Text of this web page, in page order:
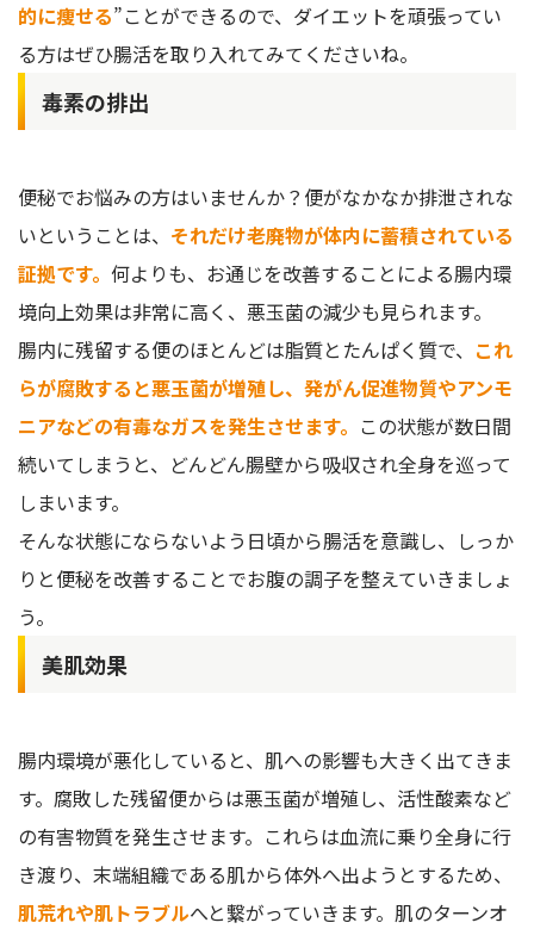
的に痩せる”ことができるので、ダイエットを頑張ってい
る方はぜひ腸活を取り入れてみてくださいね。
毒素の排出
便秘でお悩みの方はいませんか？便がなかなか排泄されな
いということは、 それだけ老廃物が体内に蓄積されている
証拠です。 何よりも、お通じを改善することによる腸内環
境向上効果は非常に高く、悪玉菌の減少も見られます。
腸内に残留する便のほとんどは脂質とたんぱく質で、 これ
らが腐敗すると悪玉菌が増殖し、発がん促進物質やアンモ
ニアなどの有毒なガスを発生させます。 この状態が数日間
続いてしまうと、どんどん腸壁から吸収され全身を巡って
しまいます。
そんな状態にならないよう日頃から腸活を意識し、しっか
りと便秘を改善することでお腹の調子を整えていきましょ
う。
美肌効果
腸内環境が悪化していると、肌への影響も大きく出てきま
す。腐敗した残留便からは悪玉菌が増殖し、活性酸素など
の有害物質を発生させます。これらは血流に乗り全身に行
き渡り、末端組織である肌から体外へ出ようとするため、
肌荒れや肌トラブルへと繋がっていきます。肌のターンオ